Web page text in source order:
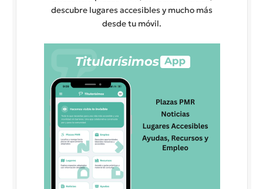
descubre lugares accesibles y mucho más
desde tu móvil.